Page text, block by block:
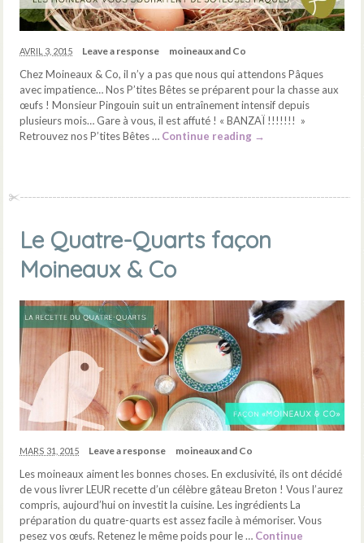
AVRIL 3, 2015 Leave a response moineaux and Co
Chez Moineaux & Co, il n’y a pas que nous qui attendons Pâques
avec impatience… Nos P’tites Bêtes se préparent pour la chasse aux
œufs ! Monsieur Pingouin suit un entraînement intensif depuis
plusieurs mois… Gare à vous, il est affuté ! « BANZAÏ !!!!!!! »
Retrouvez nos P’tites Bêtes … Continue reading →
Le Quatre-Quarts façon
Moineaux & Co
MARS 31, 2015 Leave a response moineaux and Co
Les moineaux aiment les bonnes choses. En exclusivité, ils ont décidé
de vous livrer LEUR recette d’un célèbre gâteau Breton ! Vous l’aurez
compris, aujourd’hui on investit la cuisine. Les ingrédients La
préparation du quatre-quarts est assez facile à mémoriser. Vous
pesez vos œufs. Retenez le même poids pour le … Continue